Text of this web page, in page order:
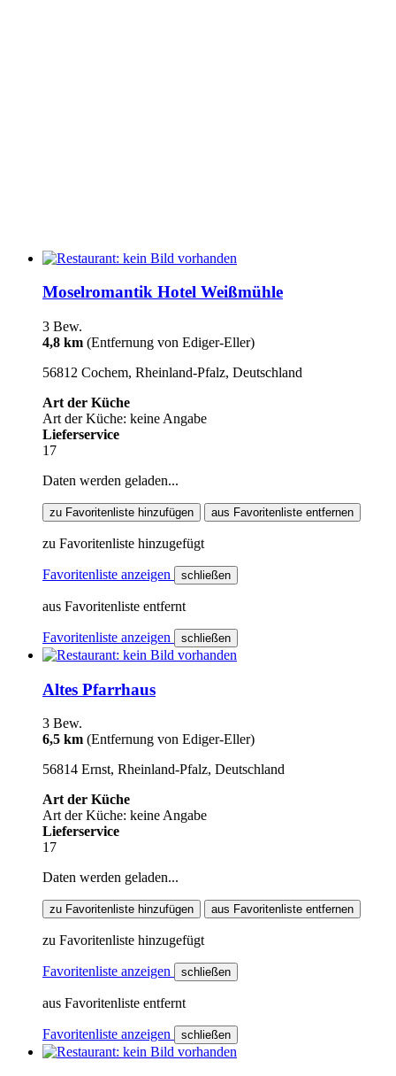
Moselromantik Hotel Weißmühle
3 Bew.
4,8 km (Entfernung von Ediger-Eller)
56812 Cochem, Rheinland-Pfalz, Deutschland
Art der Küche
Art der Küche: keine Angabe
Lieferservice
17
Daten werden geladen...
zu Favoritenliste hinzufügen aus Favoritenliste entfernen
zu Favoritenliste hinzugefügt
Favoritenliste anzeigen schließen
aus Favoritenliste entfernt
Favoritenliste anzeigen schließen
Altes Pfarrhaus
3 Bew.
6,5 km (Entfernung von Ediger-Eller)
56814 Ernst, Rheinland-Pfalz, Deutschland
Art der Küche
Art der Küche: keine Angabe
Lieferservice
17
Daten werden geladen...
zu Favoritenliste hinzufügen aus Favoritenliste entfernen
zu Favoritenliste hinzugefügt
Favoritenliste anzeigen schließen
aus Favoritenliste entfernt
Favoritenliste anzeigen schließen